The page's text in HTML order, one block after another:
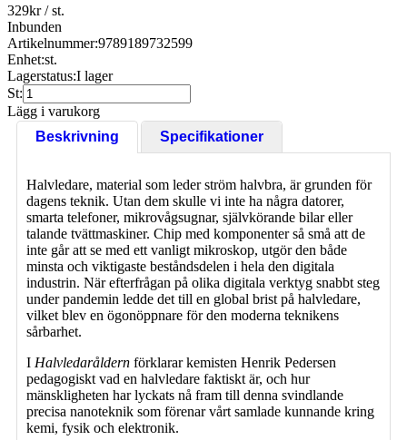
329kr/ st.
Inbunden
Artikelnummer:9789189732599
Enhet:st.
Lagerstatus:I lager
St:
Lägg i varukorg
Beskrivning
Specifikationer
Halvledare, material som leder ström halvbra, är grunden för
dagens teknik. Utan dem skulle vi inte ha några datorer,
smarta telefoner, mikrovågsugnar, självkörande bilar eller
talande tvättmaskiner. Chip med komponenter så små att de
inte går att se med ett vanligt mikroskop, utgör den både
minsta och viktigaste beståndsdelen i hela den digitala
industrin. När efterfrågan på olika digitala verktyg snabbt steg
under pandemin ledde det till en global brist på halvledare,
vilket blev en ögonöppnare för den moderna teknikens
sårbarhet.
I Halvledaråldern förklarar kemisten Henrik Pedersen
pedagogiskt vad en halvledare faktiskt är, och hur
mänskligheten har lyckats nå fram till denna svindlande
precisa nanoteknik som förenar vårt samlade kunnande kring
kemi, fysik och elektronik.